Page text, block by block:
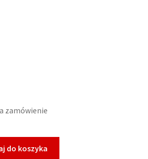
zamówienie
do koszyka